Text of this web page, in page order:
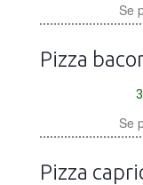
Se
Pizza
Se
Pizza